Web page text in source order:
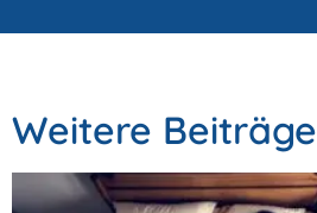
Weitere Beiträge